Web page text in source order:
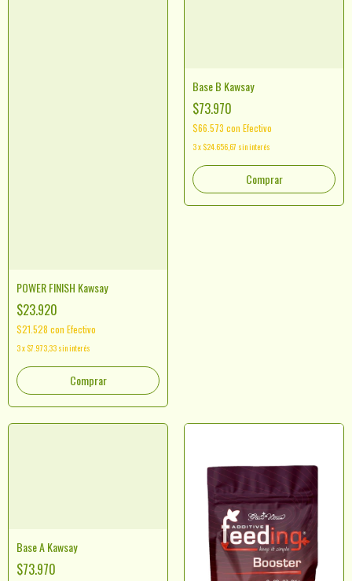
POWER FINISH Kawsay
$23.920
$21.528 con Efectivo
3x $7.973,33 sin interés
Comprar
Base B Kawsay
$73.970
$66.573 con Efectivo
3x $24.656,67 sin interés
Comprar
Base A Kawsay
$73.970